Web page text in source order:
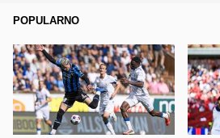
POPULARNO